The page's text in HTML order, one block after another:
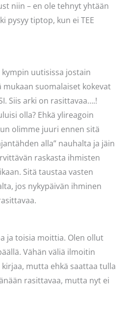
niin – en ole tehnyt yhtään
pysyy tiptop, kun ei TEE
uutisissa jostain
suomalaiset kokevat
Siis arki on rasittavaa….!
olla? Ehkä ylireagoin
olimme juuri ennen sitä
alla” nauhalta ja jäin
raskasta ihmisten
Sitä taustaa vasten
jos nykypäivän ihminen
ja toisia moittia. Olen ollut
Vähän väliä ilmoitin
mutta ehkä saattaa tulla
rasittavaa, mutta nyt ei